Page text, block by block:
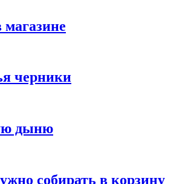
магазине
черники
дыню
собирать в корзину